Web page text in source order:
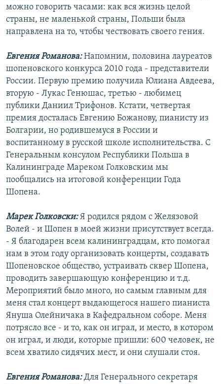
можно говорить часами: как вся жизнь целой
страны, не маленькой страны, Польши была
направлена на то, чтобы чествовать своего гения.
Евгения Романова:Напомним, половина лауреатов
шопеновского конкурса 2010 года - представители
России. Первую премию получила Юлиана Авдеева,
вторую - Лукас Генюшас, третью - любимец
публики Даниил Трифонов. Кстати, четвертая
премия досталась Евгению Божанову, пианисту из
Болгарии, но родившемуся в России и
воспитанному в русской школе исполнительства. С
Генеральным консулом Республики Польша в
Калининграде Мареком Голковским мы
пообщались на итоговой конференции Года
Шопена.
Марек Голковски:Я родился рядом с Желязовой
Волей - и Шопен в моей жизни присутствует всегда.
- Я благодарен всем калининградцам, кто помогал
нам в этом году организовать концерты, создавать
Шопеновское общество, устраивать сквер Шопена,
проводить завершающую конференцию и т.д.
Мероприятий было много, но самым главным для
меня стал концерт выдающегося нашего пианиста
Януша Олейничака в Кафедральном соборе. Меня
потрясло все - и то, как он играл, и место, в котором
он играл, и люди, которые пришли: 600 человек, не
всем хватило сидячих мест, и они слушали стоя.
Евгения Романова:Для Генерального секретаря